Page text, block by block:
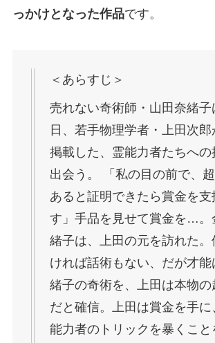
っかけとなった作品です。
＜あらすじ＞
売れない奇術師・山田奈緒子
日、若手物理学者・上田次郎
掲載した、霊能力者たちへの
出会う。 「私の目の前で、
あると証明できたら賞金を支
す」手品を見せて賞金を…。
緒子は、上田の元を訪れた。
ければ話術もない、だが才能
緒子の奇術を、上田は本物の
だと確信。上田は賞金を手に
能力者のトリックを暴くこと